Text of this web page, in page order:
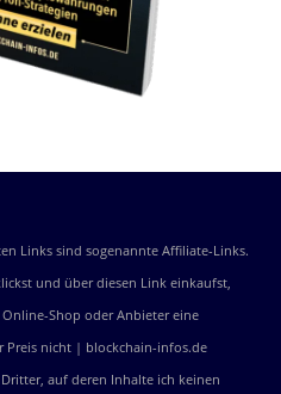
Links sind sogenannte Affiliate-Links.
und über diesen Link einkaufst,
Shop oder Anbieter eine
Preis nicht | blockchain-infos.de
auf deren Inhalte ich keinen